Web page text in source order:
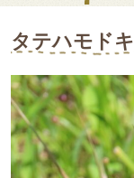
タテハモドキ